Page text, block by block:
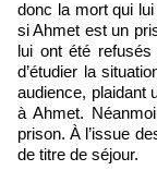
donc la mort qui
si Ahmet est un
lui ont été
d’étudier la
audience, plaidant
à Ahmet.
prison. À l’issue
de titre de séjour.